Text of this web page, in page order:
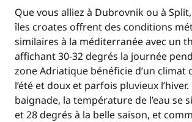
Que vous alliez à Dubrovnik ou à
îles croates offrent des conditions
similaires à la méditerranée avec un
affichant 30-32 degrés la journée
zone Adriatique bénéficie d’un climat
l’été et doux et parfois pluvieux l’hiver.
baignade, la température de l’eau se
et 28 degrés à la belle saison, et